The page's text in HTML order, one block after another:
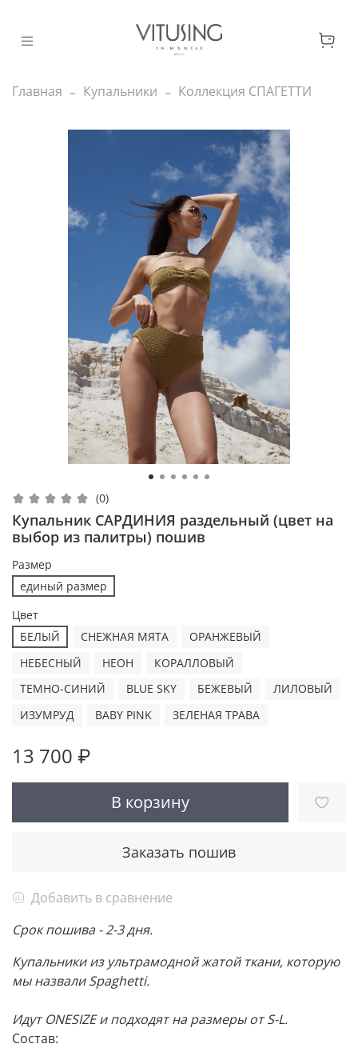
Главная Купальники Коллекция СПАГЕТТИ
(0)
Купальник САРДИНИЯ раздельный (цвет на
выбор из палитры) пошив
Размер
единый размер
Цвет
БЕЛЫЙ
СНЕЖНАЯ МЯТА
ОРАНЖЕВЫЙ
НЕБЕСНЫЙ
НЕОН
КОРАЛЛОВЫЙ
ТЕМНО-СИНИЙ
BLUE SKY БЕЖЕВЫЙ
ЛИЛОВЫЙ
ИЗУМРУД
BABY PINK ЗЕЛЕНАЯ ТРАВА
13 700 ₽
В корзину
Заказать пошив
Добавить в сравнение
Срок пошива - 2-3 дня.
Купальники из ультрамодной жатой ткани, которую
мы назвали Spaghetti.
Идут ONESIZE и подходят на размеры от S-L.
Состав: